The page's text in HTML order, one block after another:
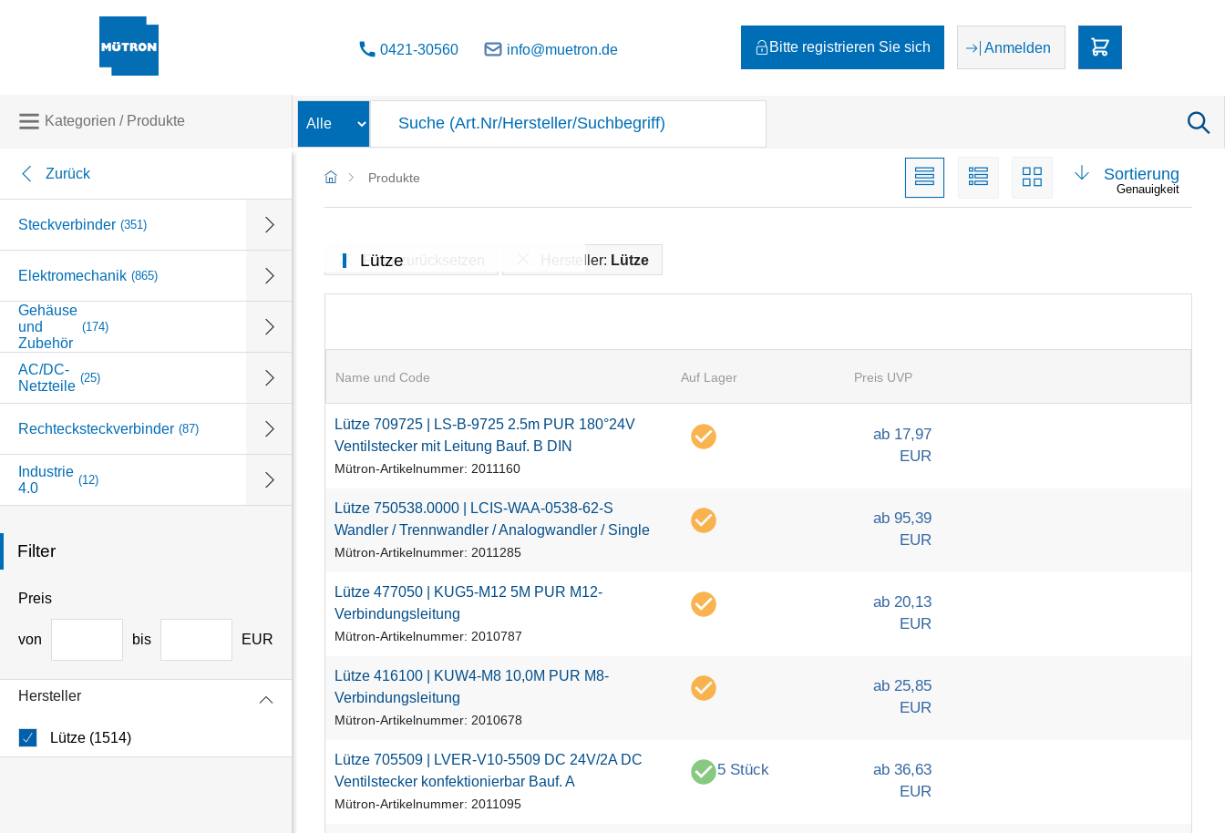
0421-30560 info@muetron.de Bitte registrieren Sie sich Anmelden
Kategorien / Produkte
Zurück
Steckverbinder (351)
Elektromechanik (865)
Gehäuse
und
Zubehör
(174)
AC/DC-
Netzteile (25)
Rechtecksteckverbinder (87)
Industrie
4.0
(12)
Filter
Preis
von bis EUR
Hersteller
Lütze (1514)
Produkte Sortierung
Genauigkeit
Lütze
Filter zurücksetzen Hersteller: Lütze
Name und Code Auf Lager Preis UVP
Lütze 709725 LS-B-9725 2.5m PUR 180°24V
Venti stecker mit Leitung Bauf. B D N
Mütron-Artikelnummer: 2011160
ab 17,97
EUR
Lütze 750538.0000 LC S-WAA-0538-62-S
Wand er / Trennwand er /Ana ogwand er / Sing e
Mütron-Artikelnummer: 2011285
ab 95,39
EUR
Lütze 477050 KUG5-M12 5M PUR M12-
Verbindungsl eitung
Mütron-Artikelnummer: 2010787
ab 20,13
EUR
Lütze 416100 KUW4-M8 10,0M PUR M8-
Verbindungsl eitung
Mütron-Artikelnummer: 2010678
ab 25,85
EUR
Lütze 705509 LVER-V10-5509 DC 24V/2A DC
Venti stecker konfektionierbar Bauf. A
Mütron-Artikelnummer: 2011095
5 Stück
ab 36,63
EUR